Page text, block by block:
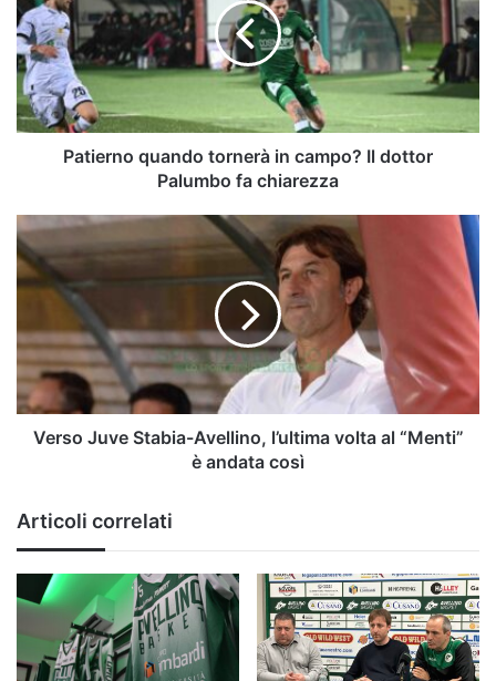
in
campo?
Il
dottor
Palumbo
fa
chiarezzaPatierno quando tornerà in campo? Il dottor
Palumbo fa chiarezza
Verso
Juve
Stabia-
Avellino,
volta
al
“Menti”
è
andata
Verso Juve Stabia-Avellino, l’ultima volta al “Menti”
è andata così
Articoli correlati